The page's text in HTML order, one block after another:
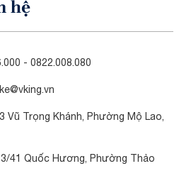
hệ
- 0822.008.080
Vũ Trọng Khánh, Phường Mộ Lao,
3/41 Quốc Hương, Phường Thảo